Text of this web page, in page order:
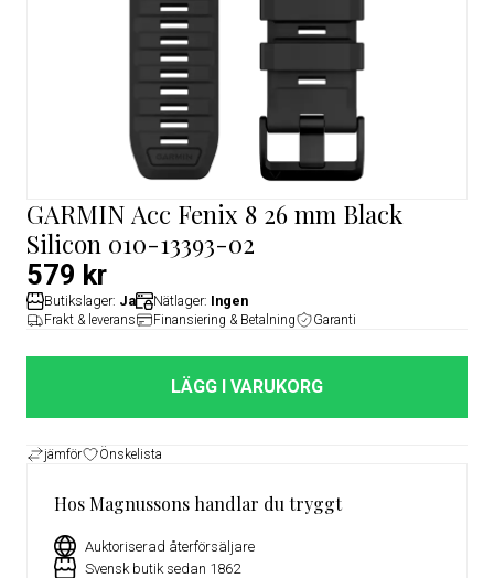
GARMIN Acc Fenix 8 26 mm Black
Silicon 010-13393-02
579 kr
Butikslager: Ja Nätlager: Ingen
Frakt & leverans Finansiering & Betalning Garanti
LÄGG I VARUKORG
jämför Önskelista
Hos Magnussons handlar du tryggt
Auktoriserad återförsäljare
Svensk butik sedan 1862